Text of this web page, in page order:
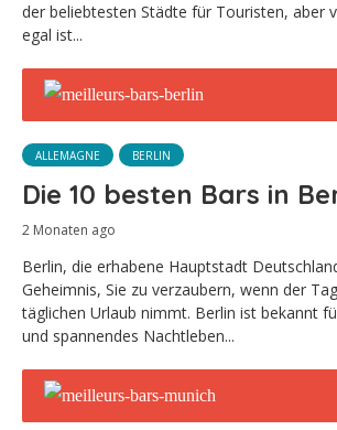
der beliebtesten Städte für Touristen, aber
egal ist...
ALLEMAGNE BERLIN
Die 10 besten Bars in
2 Monaten ago
Berlin, die erhabene Hauptstadt
Geheimnis, Sie zu verzaubern, wenn der
täglichen Urlaub nimmt. Berlin ist bekannt
und spannendes Nachtleben...